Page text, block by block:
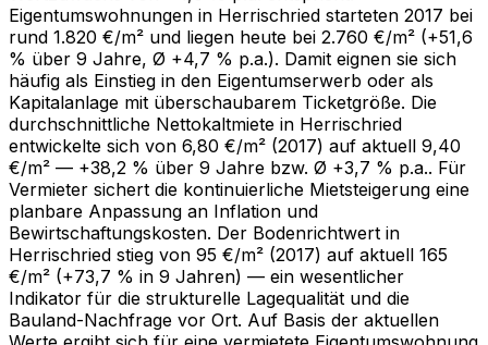
Eigentumswohnungen in Herrischried starteten 2017 bei
rund 1.820 €/m² und liegen heute bei 2.760 €/m² (+51,6
% über 9 Jahre, Ø +4,7 % p.a.). Damit eignen sie sich
häufig als Einstieg in den Eigentumserwerb oder als
Kapitalanlage mit überschaubarem Ticketgröße. Die
durchschnittliche Nettokaltmiete in Herrischried
entwickelte sich von 6,80 €/m² (2017) auf aktuell 9,40
€/m² — +38,2 % über 9 Jahre bzw. Ø +3,7 % p.a.. Für
Vermieter sichert die kontinuierliche Mietsteigerung eine
planbare Anpassung an Inflation und
Bewirtschaftungskosten. Der Bodenrichtwert in
Herrischried stieg von 95 €/m² (2017) auf aktuell 165
€/m² (+73,7 % in 9 Jahren) — ein wesentlicher
Indikator für die strukturelle Lagequalität und die
Bauland-Nachfrage vor Ort. Auf Basis der aktuellen